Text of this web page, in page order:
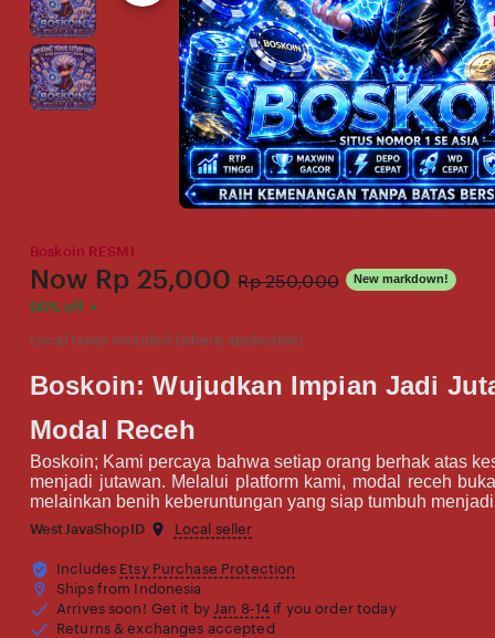
Boskoin RESMI
Now Price:
Rp 25,000 Original
Rp 250,000 New markdown!
90% off •
Local taxes included (where applicable)
Boskoin: Wujudkan Impian Jadi
Modal Receh
Boskoin; Kami percaya bahwa setiap orang berhak atas
menjadi jutawan. Melalui platform kami, modal receh
melainkan benih keberuntungan yang siap tumbuh
WestJavaShopID Local seller
Includes Etsy Purchase Protection
Ships from Indonesia
Arrives soon! Get it by Jan 8-14 if you order today
Returns & exchanges accepted